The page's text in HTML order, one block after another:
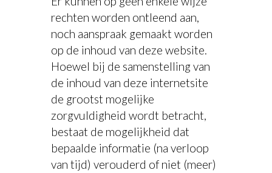
rechten worden ontleend aan,
noch aanspraak gemaakt worden
op de inhoud van deze website.
Hoewel bij de samenstelling van
de inhoud van deze internetsite
de grootst mogelijke
zorgvuldigheid wordt betracht,
bestaat de mogelijkheid dat
bepaalde informatie (na verloop
van tijd) verouderd of niet (meer)